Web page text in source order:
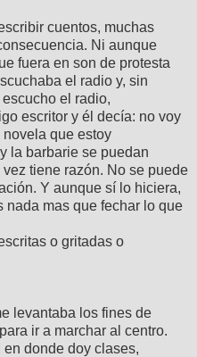
cuentos, muchas
Ni aunque
fuera en son de protesta
el radio y, sin
el radio,
escritor y él decía: no voy
que estoy
la barbarie se puedan
tiene razón. No se puede
Y aunque sí lo hiciera,
nada mas que fechar lo que
o gritadas o
levantaba los fines de
ir a marchar al centro.
donde doy clases,